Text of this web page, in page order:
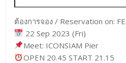
ต้องการจอง / Reservation on:
22 Sep 2023 (Fri)
Meet: ICONSIAM Pier
OPEN 20.45 START 21.15